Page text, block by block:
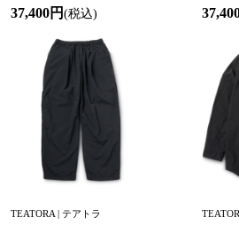
37,400円 (税込)
TEATORA | テアトラ